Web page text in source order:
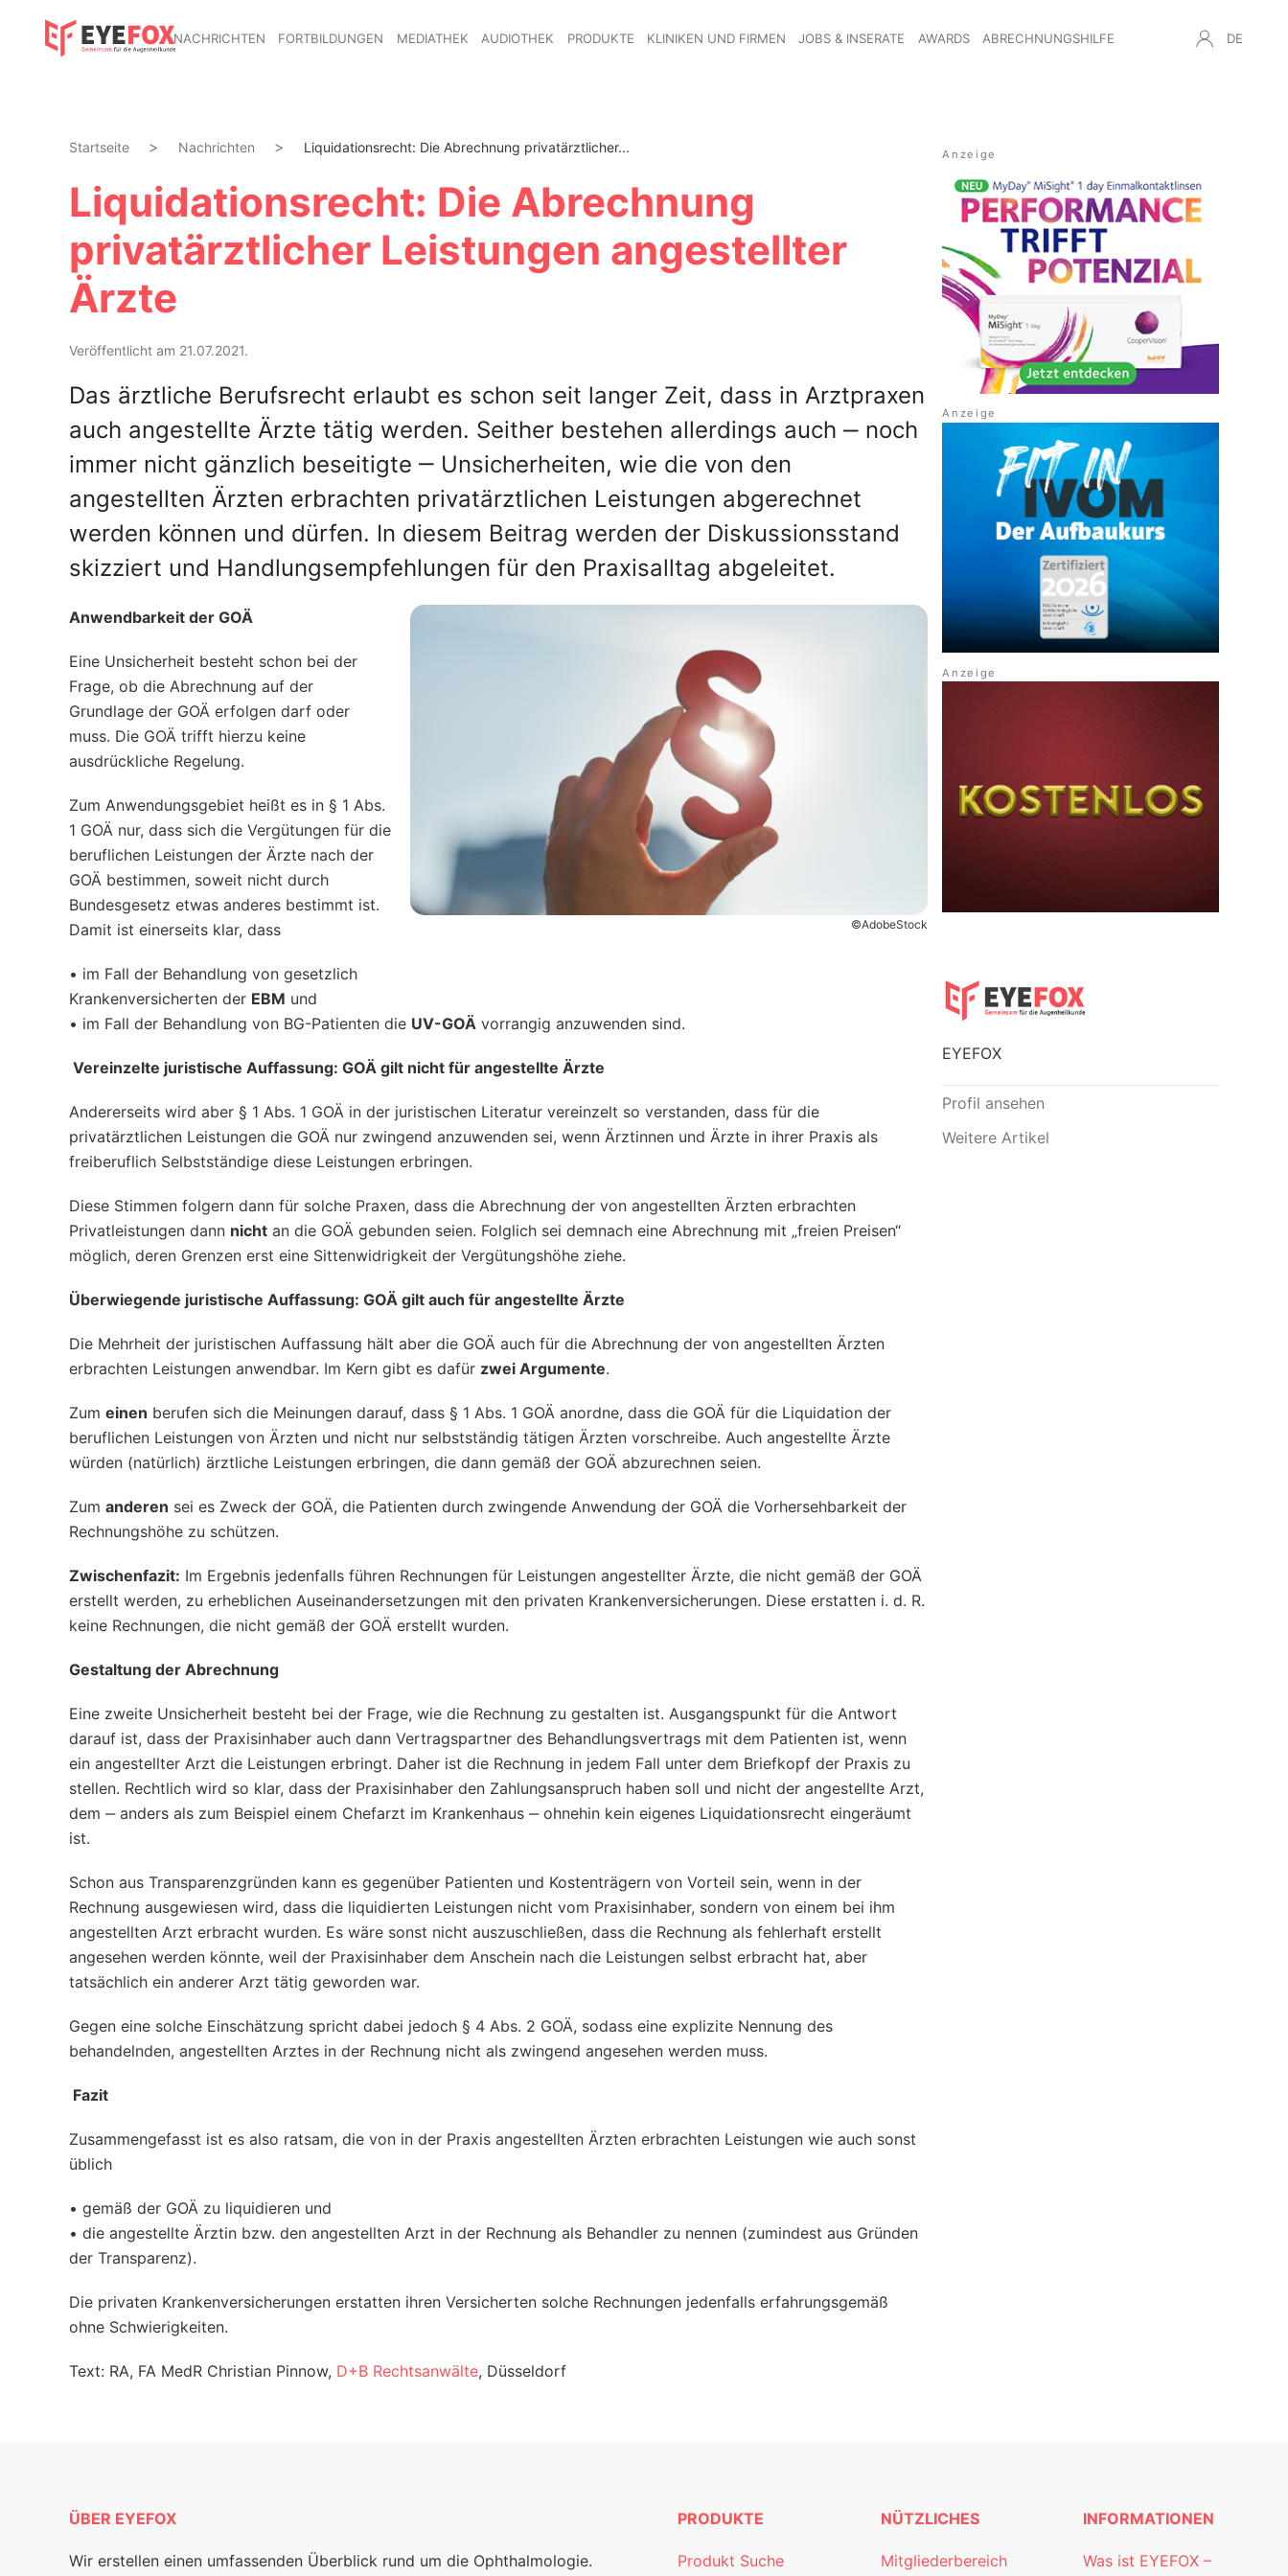
NACHRICHTEN FORTBILDUNGEN MEDIATHEK AUDIOTHEK PRODUKTE KLINIKEN UND FIRMEN JOBS & INSERATE AWARDS ABRECHNUNGSHILFE DE
Startseite Nachrichten Liquidationsrecht: Die Abrechnung privatärztlicher...
Liquidationsrecht: Die Abrechnung
privatärztlicher Leistungen angestellter
Ärzte
Veröffentlicht am 21.07.2021.
Das ärztliche Berufsrecht erlaubt es schon seit langer Zeit, dass in Arztpraxen
auch angestellte Ärzte tätig werden. Seither bestehen allerdings auch ‒ noch
immer nicht gänzlich beseitigte ‒ Unsicherheiten, wie die von den
angestellten Ärzten erbrachten privatärztlichen Leistungen abgerechnet
werden können und dürfen. In diesem Beitrag werden der Diskussionsstand
skizziert und Handlungsempfehlungen für den Praxisalltag abgeleitet.
©AdobeStock
Anwendbarkeit der GOÄ
Eine Unsicherheit besteht schon bei der
Frage, ob die Abrechnung auf der
Grundlage der GOÄ erfolgen darf oder
muss. Die GOÄ trifft hierzu keine
ausdrückliche Regelung.
Zum Anwendungsgebiet heißt es in § 1 Abs.
1 GOÄ nur, dass sich die Vergütungen für die
beruflichen Leistungen der Ärzte nach der
GOÄ bestimmen, soweit nicht durch
Bundesgesetz etwas anderes bestimmt ist.
Damit ist einerseits klar, dass
• im Fall der Behandlung von gesetzlich
Krankenversicherten der EBM und
• im Fall der Behandlung von BG-Patienten die UV-GOÄ vorrangig anzuwenden sind.
Vereinzelte juristische Auffassung: GOÄ gilt nicht für angestellte Ärzte
Andererseits wird aber § 1 Abs. 1 GOÄ in der juristischen Literatur vereinzelt so verstanden, dass für die
privatärztlichen Leistungen die GOÄ nur zwingend anzuwenden sei, wenn Ärztinnen und Ärzte in ihrer Praxis als
freiberuflich Selbstständige diese Leistungen erbringen.
Diese Stimmen folgern dann für solche Praxen, dass die Abrechnung der von angestellten Ärzten erbrachten
Privatleistungen dann nicht an die GOÄ gebunden seien. Folglich sei demnach eine Abrechnung mit „freien Preisen“
möglich, deren Grenzen erst eine Sittenwidrigkeit der Vergütungshöhe ziehe.
Überwiegende juristische Auffassung: GOÄ gilt auch für angestellte Ärzte
Die Mehrheit der juristischen Auffassung hält aber die GOÄ auch für die Abrechnung der von angestellten Ärzten
erbrachten Leistungen anwendbar. Im Kern gibt es dafür zwei Argumente.
Zum einen berufen sich die Meinungen darauf, dass § 1 Abs. 1 GOÄ anordne, dass die GOÄ für die Liquidation der
beruflichen Leistungen von Ärzten und nicht nur selbstständig tätigen Ärzten vorschreibe. Auch angestellte Ärzte
würden (natürlich) ärztliche Leistungen erbringen, die dann gemäß der GOÄ abzurechnen seien.
Zum anderen sei es Zweck der GOÄ, die Patienten durch zwingende Anwendung der GOÄ die Vorhersehbarkeit der
Rechnungshöhe zu schützen.
Zwischenfazit: Im Ergebnis jedenfalls führen Rechnungen für Leistungen angestellter Ärzte, die nicht gemäß der GOÄ
erstellt werden, zu erheblichen Auseinandersetzungen mit den privaten Krankenversicherungen. Diese erstatten i. d. R.
keine Rechnungen, die nicht gemäß der GOÄ erstellt wurden.
Gestaltung der Abrechnung
Eine zweite Unsicherheit besteht bei der Frage, wie die Rechnung zu gestalten ist. Ausgangspunkt für die Antwort
darauf ist, dass der Praxisinhaber auch dann Vertragspartner des Behandlungsvertrags mit dem Patienten ist, wenn
ein angestellter Arzt die Leistungen erbringt. Daher ist die Rechnung in jedem Fall unter dem Briefkopf der Praxis zu
stellen. Rechtlich wird so klar, dass der Praxisinhaber den Zahlungsanspruch haben soll und nicht der angestellte Arzt,
dem ‒ anders als zum Beispiel einem Chefarzt im Krankenhaus ‒ ohnehin kein eigenes Liquidationsrecht eingeräumt
ist.
Schon aus Transparenzgründen kann es gegenüber Patienten und Kostenträgern von Vorteil sein, wenn in der
Rechnung ausgewiesen wird, dass die liquidierten Leistungen nicht vom Praxisinhaber, sondern von einem bei ihm
angestellten Arzt erbracht wurden. Es wäre sonst nicht auszuschließen, dass die Rechnung als fehlerhaft erstellt
angesehen werden könnte, weil der Praxisinhaber dem Anschein nach die Leistungen selbst erbracht hat, aber
tatsächlich ein anderer Arzt tätig geworden war.
Gegen eine solche Einschätzung spricht dabei jedoch § 4 Abs. 2 GOÄ, sodass eine explizite Nennung des
behandelnden, angestellten Arztes in der Rechnung nicht als zwingend angesehen werden muss.
Fazit
Zusammengefasst ist es also ratsam, die von in der Praxis angestellten Ärzten erbrachten Leistungen wie auch sonst
üblich
• gemäß der GOÄ zu liquidieren und
• die angestellte Ärztin bzw. den angestellten Arzt in der Rechnung als Behandler zu nennen (zumindest aus Gründen
der Transparenz).
Die privaten Krankenversicherungen erstatten ihren Versicherten solche Rechnungen jedenfalls erfahrungsgemäß
ohne Schwierigkeiten.
Text: RA, FA MedR Christian Pinnow, D+B Rechtsanwälte, Düsseldorf
EYEFOX
Profil ansehen
Weitere Artikel
ÜBER EYEFOX
Wir erstellen einen umfassenden Überblick rund um die Ophthalmologie.
PRODUKTE
Produkt Suche
NÜTZLICHES
Mitgliederbereich
INFORMATIONEN
Was ist EYEFOX –